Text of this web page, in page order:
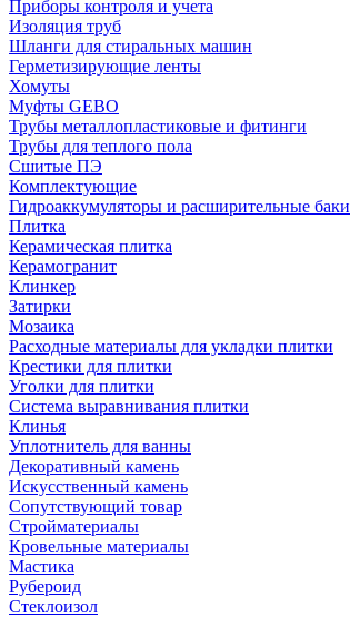
Приборы контроля и учета
Изоляция труб
Шланги для стиральных машин
Герметизирующие ленты
Хомуты
Муфты GEBO
Трубы металлопластиковые и фитинги
Трубы для теплого пола
Сшитые ПЭ
Комплектующие
Гидроаккумуляторы и расширительные баки
Плитка
Керамическая плитка
Керамогранит
Клинкер
Затирки
Мозаика
Расходные материалы для укладки плитки
Крестики для плитки
Уголки для плитки
Система выравнивания плитки
Клинья
Уплотнитель для ванны
Декоративный камень
Искусственный камень
Сопутствующий товар
Стройматериалы
Кровельные материалы
Мастика
Рубероид
Стеклоизол